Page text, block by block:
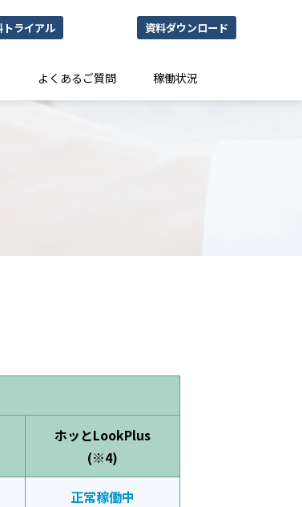
トライアル 資料ダウンロード
よくあるご質問 稼働状況
ホッとLookPlus
(※4)
正常稼働中